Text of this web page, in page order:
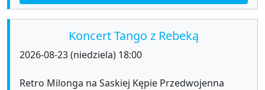
Koncert Tango z Rebeką
2026-08-23 (niedziela) 18:00
Retro Milonga na Saskiej Kępie Przedwojenna